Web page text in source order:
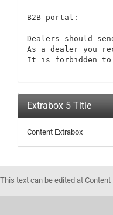
B2B portal:
Dealers should
As a dealer you
It is forbidden to
Extrabox 5 Title
Content Extrabox
This text can be edited at